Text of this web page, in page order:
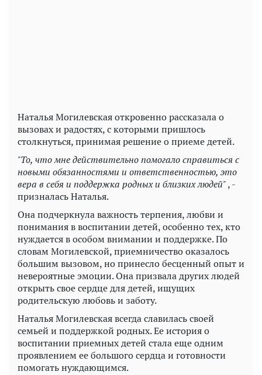
Наталья Могилевская откровенно рассказала о
вызовах и радостях, с которыми пришлось
столкнуться, принимая решение о приеме детей.
"То, что мне действительно помогало справиться с
новыми обязанностями и ответственностью, это
вера в себя и поддержка родных и близких людей", -
призналась Наталья.
Она подчеркнула важность терпения, любви и
понимания в воспитании детей, особенно тех, кто
нуждается в особом внимании и поддержке. По
словам Могилевской, приемничество оказалось
большим вызовом, но принесло бесценный опыт и
невероятные эмоции. Она призвала других людей
открыть свое сердце для детей, ищущих
родительскую любовь и заботу.
Наталья Могилевская всегда славилась своей
семьей и поддержкой родных. Ее история о
воспитании приемных детей стала еще одним
проявлением ее большого сердца и готовности
помогать нуждающимся.